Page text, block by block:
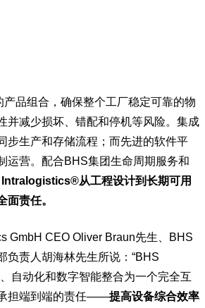
品组合，确保整个工厂稳定可靠的物
并减少损坏、错配和停机等风险。集成
步生产和存储流程；而先进的软件平
运营。配合BHS集团生命周期服务和
Intralogistics®从工程设计到长期可用
面责任。
GmbH CEO Oliver Braun先生、BHS
负责人胡海林先生所说：“BHS
自动化和数字智能整合为一个完全互
担端到端的责任——提高设备综合效率